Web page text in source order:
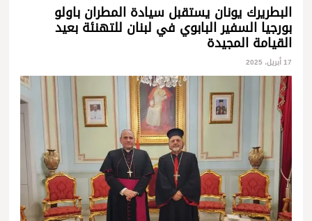
البطريرك يونان يستقبل سيادة المطران باولو
بورجيا السفير البابوي في لبنان للتهنئة بعيد
القيامة المجيدة
17 أبريل، 2025